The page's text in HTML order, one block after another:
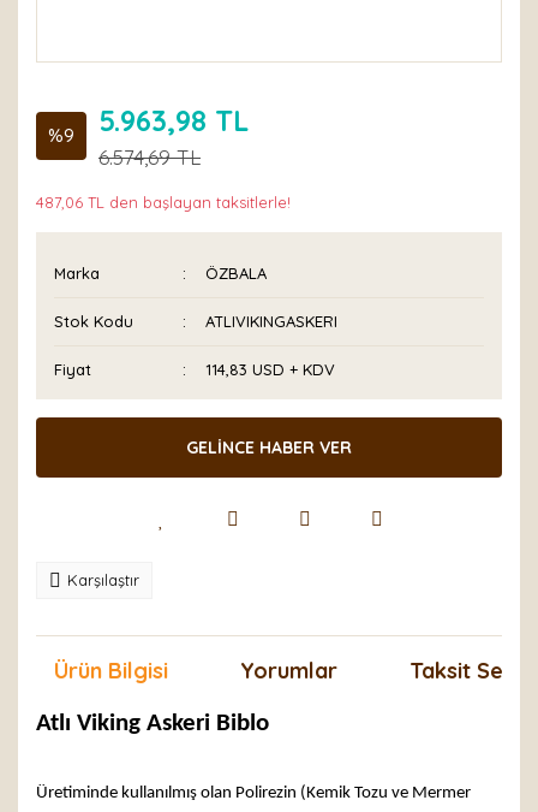
%9 5.963,98 TL
6.574,69 TL
487,06 TL den başlayan taksitlerle!
Marka ÖZBALA
Stok Kodu ATLIVIKINGASKERI
Fiyat 114,83 USD + KDV
GELİNCE HABER VER
Karşılaştır
Ürün Bilgisi Yorumlar Taksit
Atlı Viking Askeri Biblo
Üretiminde kullanılmış olan Polirezin (Kemik Tozu ve Mermer